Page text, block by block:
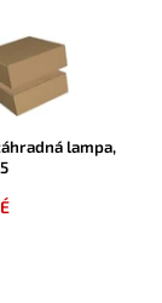
lampa,